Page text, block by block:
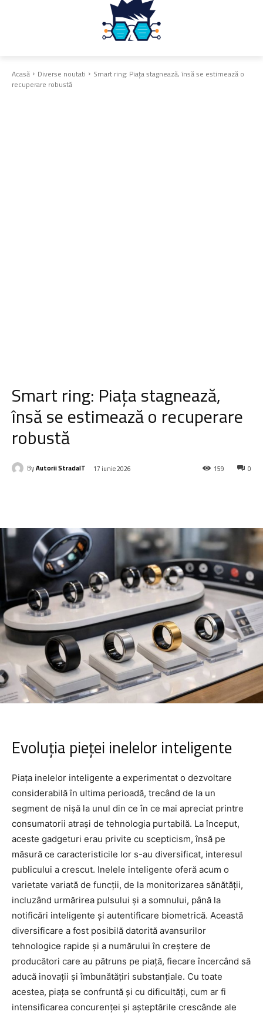
Acasă Diverse noutati Smart ring: Piața stagnează, însă se estimează o
recuperare robustă
Smart ring: Piața stagnează,
însă se estimează o recuperare
robustă
ByAutorii StradaIT 17 iunie 2026 0
159
Evoluția pieței inelelor inteligente
Piața inelelor inteligente a experimentat o dezvoltare
considerabilă în ultima perioadă, trecând de la un
segment de nișă la unul din ce în ce mai apreciat printre
consumatorii atrași de tehnologia purtabilă. La început,
aceste gadgeturi erau privite cu scepticism, însă pe
măsură ce caracteristicile lor s-au diversificat, interesul
publicului a crescut. Inelele inteligente oferă acum o
varietate variată de funcții, de la monitorizarea sănătății,
incluzând urmărirea pulsului și a somnului, până la
notificări inteligente și autentificare biometrică. Această
diversificare a fost posibilă datorită avansurilor
tehnologice rapide și a numărului în creștere de
producători care au pătruns pe piață, fiecare încercând să
aducă inovații și îmbunătățiri substanțiale. Cu toate
acestea, piața se confruntă și cu dificultăți, cum ar fi
intensificarea concurenței și așteptările crescânde ale